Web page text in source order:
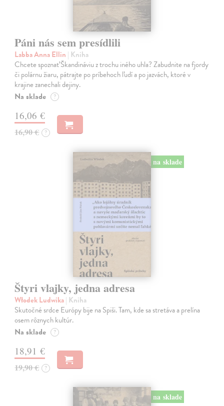
Páni nás sem presídlili
Labba Anna Ellin | Kniha
Chcete spoznať Škandináviu z trochu iného uhla? Zabudnite na fjordy
či polárnu žiaru, pátrajte po príbehoch ľudí a po jazvách, ktoré v
krajine zanechali dejiny.
Na sklade ?
16,06 €
16,90 € ?
na sklade
Štyri vlajky, jedna adresa
Włodek Ludwika| Kniha
Skutočné srdce Európy bije na Spiši. Tam, kde sa stretáva a prelína
osem rôznych kultúr.
Na sklade ?
18,91 €
19,90 € ?
na sklade